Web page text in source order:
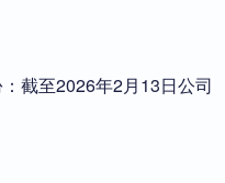
截至2026年2月13日公司